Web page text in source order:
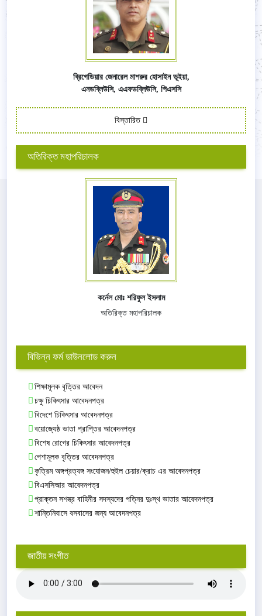
ব্রিগেডিয়ার জেনারেল মাশরুর হোসাইন ভূইয়া,
এনডব্লিউসি, এএফডব্লিউসি, পিএসসি
বিস্তারিত
অতিরিক্ত মহাপরিচালক
কর্নেল মোঃ শরিফুল ইসলাম
অতিরিক্ত মহাপরিচালক
বিভিন্ন ফর্ম ডাউনলোড করুন
শিক্ষামূলক বৃত্তির আবেদন
চক্ষু চিকিৎসার আবেদনপত্র
বিদেশে চিকিৎসার আবেদনপত্র
বয়োজ্যেষ্ঠ ভাতা প্রাপ্তির আবেদনপত্র
বিশেষ রোগের চিকিৎসার আবেদনপত্র
পেশামূলক বৃত্তির আবেদনপত্র
কৃত্রিম অঙ্গপ্রত্যঙ্গ সংযোজন/হুইল চেয়ার/ক্রাচ এর আবেদনপত্র
বিএসসিআর আবেদনপত্র
প্রাক্তন সশস্ত্র বাহিনীর সদস্যদের পত্নির দুঃস্থ ভাতার আবেদনপত্র
শান্তিনিবাসে বসবাসের জন্য আবেদনপত্র
জাতীয় সংগীত